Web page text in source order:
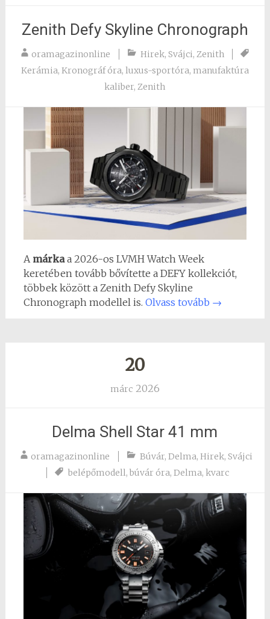
Zenith Defy Skyline Chronograph
oramagazinonline Hirek, Svájci, Zenith
Kerámia, Kronográf óra, luxus-sportóra, manufaktúra
kaliber,Zenith
A márkaa 2026-os LVMH Watch Week
keretében tovább bővítette a DEFY kollekciót,
többek között a Zenith Defy Skyline
Chronograph modellel is. Olvass tovább →
20
márc 2026
Delma Shell Star 41 mm
oramagazinonline Búvár, Delma, Hirek, Svájci
belépőmodell,búvár óra,Delma, kvarc